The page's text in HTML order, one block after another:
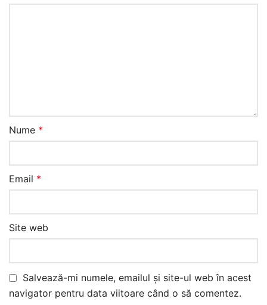
Nume *
Email *
Site web
Salvează-mi numele, emailul și site-ul web în acest
navigator pentru data viitoare când o să comentez.